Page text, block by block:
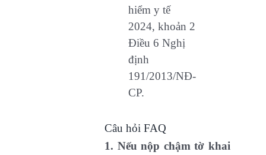
hiểm y tế
2024, khoản 2
Điều 6 Nghị
định
191/2013/NĐ-
CP.
Câu hỏi FAQ
1. Nếu nộp chậm tờ khai